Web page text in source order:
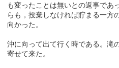
も変ったことは無いとの返事であ
らも，投棄しなければ貯まる一方
向かった。
沖に向って出て行く時である。滝
寄せて来た。